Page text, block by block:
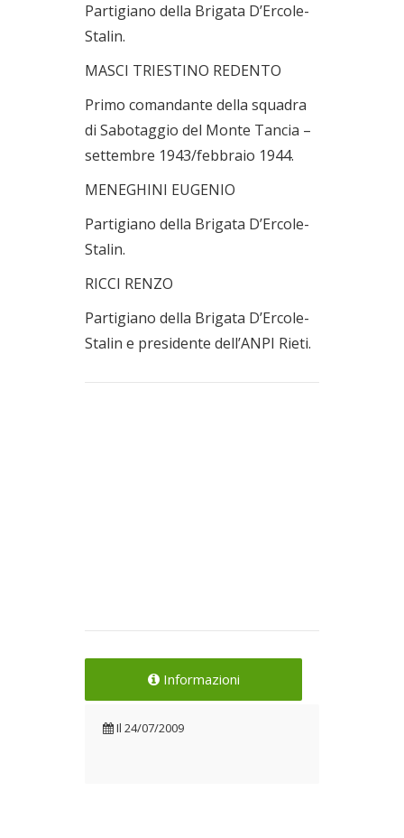
Partigiano della Brigata D’Ercole-
Stalin.
MASCI TRIESTINO REDENTO
Primo comandante della squadra
di Sabotaggio del Monte Tancia –
settembre 1943/febbraio 1944.
MENEGHINI EUGENIO
Partigiano della Brigata D’Ercole-
Stalin.
RICCI RENZO
Partigiano della Brigata D’Ercole-
Stalin e presidente dell’ANPI Rieti.
Informazioni
Il 24/07/2009